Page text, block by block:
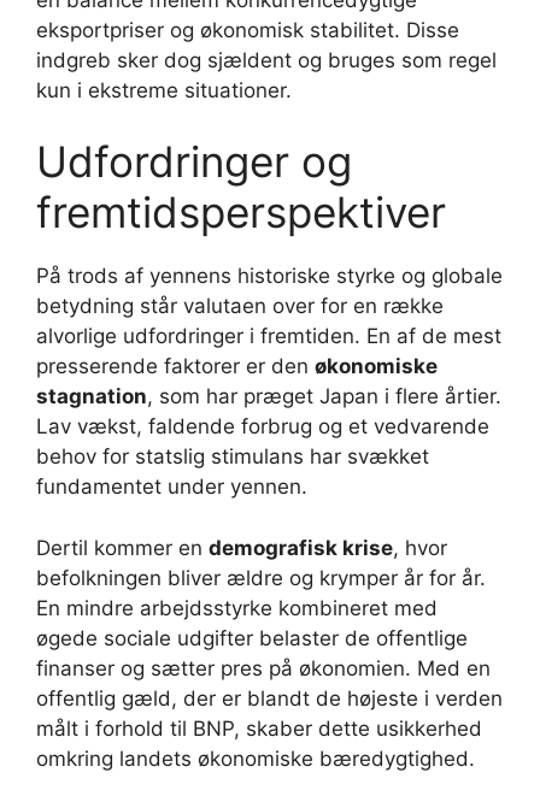
eksportpriser og økonomisk stabilitet. Disse
indgreb sker dog sjældent og bruges som regel
kun i ekstreme situationer.
Udfordringer og
fremtidsperspektiver
På trods af yennens historiske styrke og globale
betydning står valutaen over for en række
alvorlige udfordringer i fremtiden. En af de mest
presserende faktorer er den økonomiske
stagnation, som har præget Japan i flere årtier.
Lav vækst, faldende forbrug og et vedvarende
behov for statslig stimulans har svækket
fundamentet under yennen.
Dertil kommer en demografisk krise, hvor
befolkningen bliver ældre og krymper år for år.
En mindre arbejdsstyrke kombineret med
øgede sociale udgifter belaster de offentlige
finanser og sætter pres på økonomien. Med en
offentlig gæld, der er blandt de højeste i verden
målt i forhold til BNP, skaber dette usikkerhed
omkring landets økonomiske bæredygtighed.